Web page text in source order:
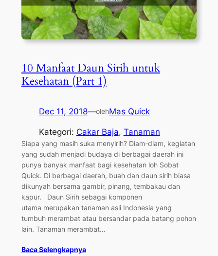
10 Manfaat Daun Sirih untuk
Kesehatan (Part 1)
Dec 11, 2018—olehMas Quick
Kategori: Cakar Baja, Tanaman
Siapa yang masih suka menyirih? Diam-diam, kegiatan
yang sudah menjadi budaya di berbagai daerah ini
punya banyak manfaat bagi kesehatan loh Sobat
Quick. Di berbagai daerah, buah dan daun sirih biasa
dikunyah bersama gambir, pinang, tembakau dan
kapur. Daun Sirih sebagai komponen
utama merupakan tanaman asli Indonesia yang
tumbuh merambat atau bersandar pada batang pohon
lain. Tanaman merambat…
Baca Selengkapnya